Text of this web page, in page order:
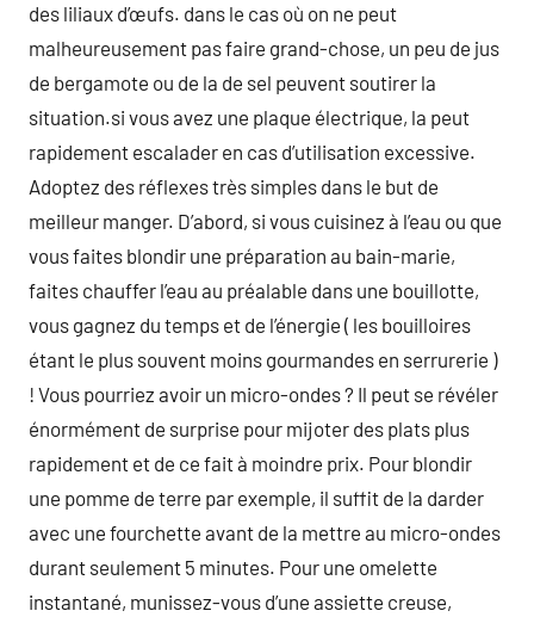
des liliaux d’œufs. dans le cas où on ne peut
malheureusement pas faire grand-chose, un peu de jus
de bergamote ou de la de sel peuvent soutirer la
situation.si vous avez une plaque électrique, la peut
rapidement escalader en cas d’utilisation excessive.
Adoptez des réflexes très simples dans le but de
meilleur manger. D’abord, si vous cuisinez à l’eau ou que
vous faites blondir une préparation au bain-marie,
faites chauffer l’eau au préalable dans une bouillotte,
vous gagnez du temps et de l’énergie ( les bouilloires
étant le plus souvent moins gourmandes en serrurerie )
! Vous pourriez avoir un micro-ondes ? Il peut se révéler
énormément de surprise pour mijoter des plats plus
rapidement et de ce fait à moindre prix. Pour blondir
une pomme de terre par exemple, il suffit de la darder
avec une fourchette avant de la mettre au micro-ondes
durant seulement 5 minutes. Pour une omelette
instantané, munissez-vous d’une assiette creuse,